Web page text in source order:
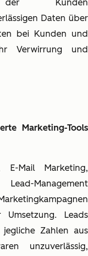
der Kunden
Daten über
bei Kunden und
Verwirrung und
Marketing-Tools
E-Mail Marketing,
Management
Leads
Zahlen aus
unzuverlässig,